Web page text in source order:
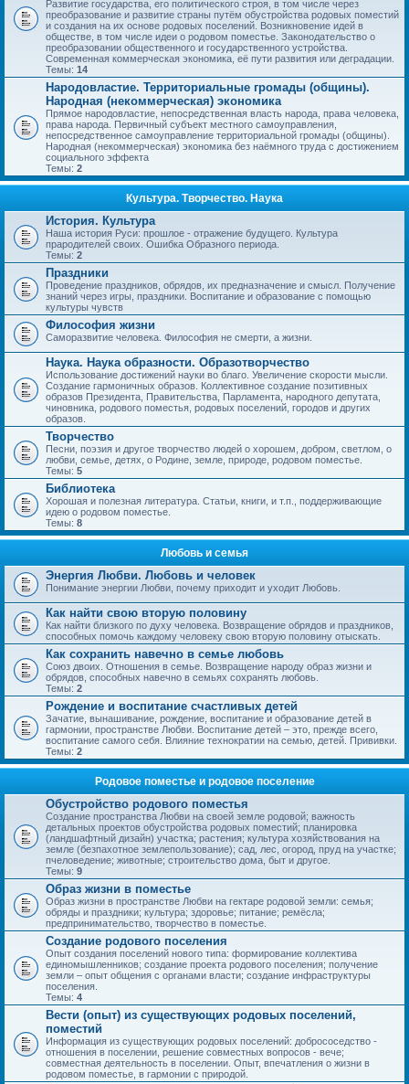
Развитие государства, его политического строя, в том числе через
преобразование и развитие страны путём обустройства родовых поместий
и создания на их основе родовых поселений. Возникновение идей в
обществе, в том числе идеи о родовом поместье. Законодательство о
преобразовании общественного и государственного устройства.
Современная коммерческая экономика, её пути развития или деградации.
Темы: 14
Народовластие. Территориальные громады (общины).
Народная (некоммерческая) экономика
Прямое народовластие, непосредственная власть народа, права человека,
права народа. Первичный субъект местного самоуправления,
непосредственное самоуправление территориальной громады (общины).
Народная (некоммерческая) экономика без наёмного труда с достижением
социального эффекта
Темы: 2
Культура. Творчество. Наука
История. Культура
Наша история Руси: прошлое - отражение будущего. Культура
прародителей своих. Ошибка Образного периода.
Темы: 2
Праздники
Проведение праздников, обрядов, их предназначение и смысл. Получение
знаний через игры, праздники. Воспитание и образование с помощью
культуры чувств
Философия жизни
Саморазвитие человека. Философия не смерти, а жизни.
Наука. Наука образности. Образотворчество
Использование достижений науки во благо. Увеличение скорости мысли.
Создание гармоничных образов. Коллективное создание позитивных
образов Президента, Правительства, Парламента, народного депутата,
чиновника, родового поместья, родовых поселений, городов и других
образов.
Творчество
Песни, поэзия и другое творчество людей о хорошем, добром, светлом, о
любви, семье, детях, о Родине, земле, природе, родовом поместье.
Темы: 5
Библиотека
Хорошая и полезная литература. Статьи, книги, и т.п., поддерживающие
идею о родовом поместье.
Темы: 8
Любовь и семья
Энергия Любви. Любовь и человек
Понимание энергии Любви, почему приходит и уходит Любовь.
Как найти свою вторую половину
Как найти близкого по духу человека. Возвращение обрядов и праздников,
способных помочь каждому человеку свою вторую половину отыскать.
Как сохранить навечно в семье любовь
Союз двоих. Отношения в семье. Возвращение народу образ жизни и
обрядов, способных навечно в семьях сохранять любовь.
Темы: 2
Рождение и воспитание счастливых детей
Зачатие, вынашивание, рождение, воспитание и образование детей в
гармонии, пространстве Любви. Воспитание детей – это, прежде всего,
воспитание самого себя. Влияние технократии на семью, детей. Прививки.
Темы: 2
Родовое поместье и родовое поселение
Обустройство родового поместья
Создание пространства Любви на своей земле родовой; важность
детальных проектов обустройства родовых поместий; планировка
(ландшафтный дизайн) участка; растения; культура хозяйствования на
земле (безпахотное землепользование); сад, лес, огород, пруд на участке;
пчеловедение; животные; строительство дома, быт и другое.
Темы: 9
Образ жизни в поместье
Образ жизни в пространстве Любви на гектаре родовой земли: семья;
обряды и праздники; культура; здоровье; питание; ремёсла;
предпринимательство, творчество в поместье.
Создание родового поселения
Опыт создания поселений нового типа: формирование коллектива
единомышленников; создание проекта родового поселения; получение
земли – опыт общения с органами власти; создание инфраструктуры
поселения.
Темы: 4
Вести (опыт) из существующих родовых поселений,
поместий
Информация из существующих родовых поселений: добрососедство -
отношения в поселении, решение совместных вопросов - вече;
совместная деятельность в поселении. Опыт, впечатления о жизни в
родовом поместье, в гармонии с природой.